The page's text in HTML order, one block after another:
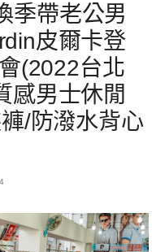
季帶老公男
皮爾卡登
(2022台北
感男士休閒
/防潑水背心